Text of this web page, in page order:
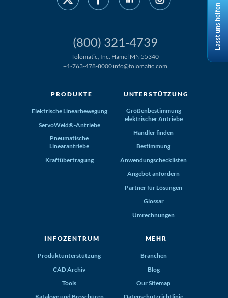
(800) 321-4739
Tolomatic, Inc. Hamel MN 55340
+1-763-478-8000 info@tolomatic.com
PRODUKTE
Elektrische Linearbewegung
ServoWeld®-Antriebe
Pneumatische
Linearantriebe
Kraftübertragung
UNTERSTÜTZUNG
Größenbestimmung
elektrischer Antriebe
Händler finden
Bestimmung
Anwendungschecklisten
Angebot anfordern
Partner für Lösungen
Glossar
Umrechnungen
INFOZENTRUM
Produktunterstützung
CAD Archiv
Tools
MEHR
Branchen
Blog
Our Sitemap
Lasst uns helfen